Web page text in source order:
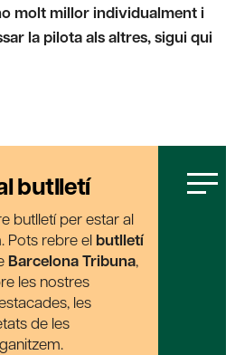
molt millor individualment i
la pilota als altres, sigui qui
butlletí
butlletí per estar al
Pots rebre el butlletí
Barcelona Tribuna,
les nostres
les
de les